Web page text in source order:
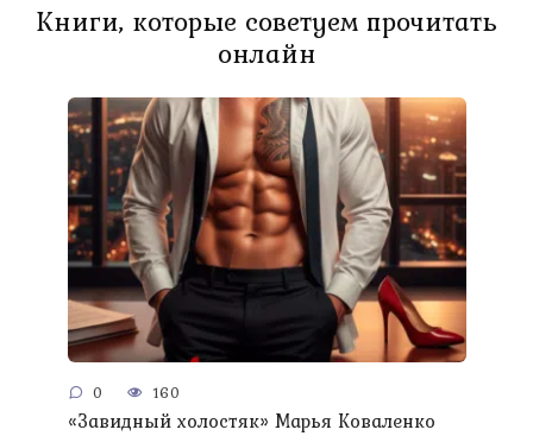
Книги, которые советуем прочитать
онлайн
0 160
«Завидный холостяк» Марья Коваленко